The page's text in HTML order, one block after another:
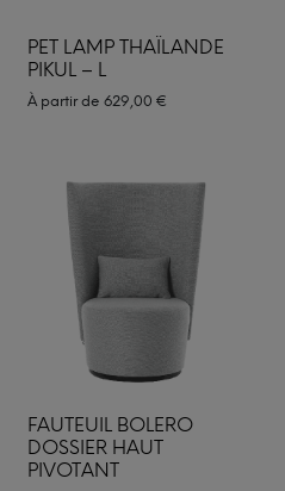
PET LAMP THAÏLANDE
PIKUL – L
À partir de 629,00 €
FAUTEUIL BOLERO
DOSSIER HAUT
PIVOTANT